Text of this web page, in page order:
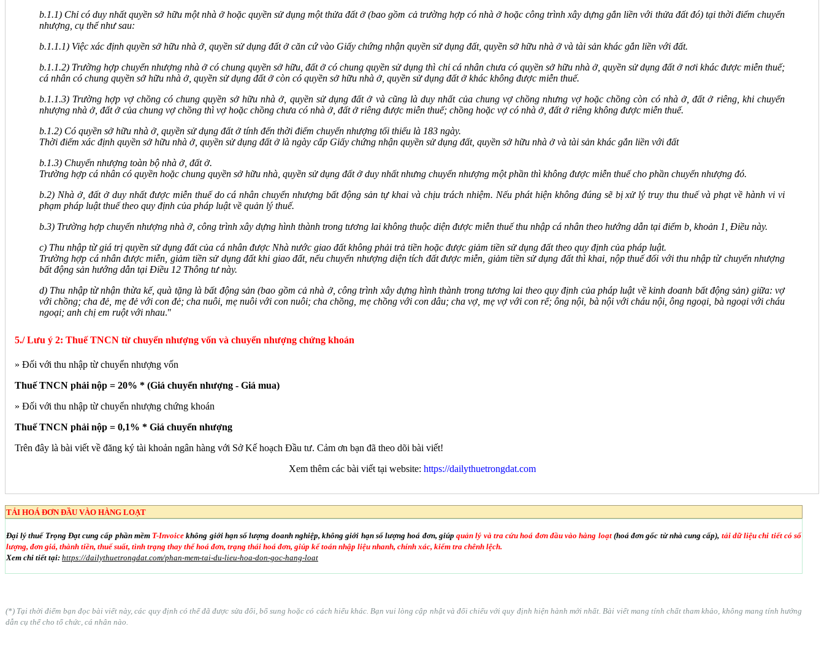
b.1.1) Chỉ có duy nhất quyền sở hữu một nhà ở hoặc quyền sử dụng một thửa đất ở (bao gồm cả trường hợp có nhà ở hoặc công trình xây dựng gắn liền với thửa đất đó) tại thời điểm chuyển
nhượng, cụ thể như sau:
b.1.1.1) Việc xác định quyền sở hữu nhà ở, quyền sử dụng đất ở căn cứ vào Giấy chứng nhận quyền sử dụng đất, quyền sở hữu nhà ở và tài sản khác gắn liền với đất.
b.1.1.2) Trường hợp chuyển nhượng nhà ở có chung quyền sở hữu, đất ở có chung quyền sử dụng thì chỉ cá nhân chưa có quyền sở hữu nhà ở, quyền sử dụng đất ở nơi khác được miễn thuế;
cá nhân có chung quyền sở hữu nhà ở, quyền sử dụng đất ở còn có quyền sở hữu nhà ở, quyền sử dụng đất ở khác không được miễn thuế.
b.1.1.3) Trường hợp vợ chồng có chung quyền sở hữu nhà ở, quyền sử dụng đất ở và cũng là duy nhất của chung vợ chồng nhưng vợ hoặc chồng còn có nhà ở, đất ở riêng, khi chuyển
nhượng nhà ở, đất ở của chung vợ chồng thì vợ hoặc chồng chưa có nhà ở, đất ở riêng được miễn thuế; chồng hoặc vợ có nhà ở, đất ở riêng không được miễn thuế.
b.1.2) Có quyền sở hữu nhà ở, quyền sử dụng đất ở tính đến thời điểm chuyển nhượng tối thiểu là 183 ngày.
Thời điểm xác định quyền sở hữu nhà ở, quyền sử dụng đất ở là ngày cấp Giấy chứng nhận quyền sử dụng đất, quyền sở hữu nhà ở và tài sản khác gắn liền với đất
b.1.3) Chuyển nhượng toàn bộ nhà ở, đất ở.
Trường hợp cá nhân có quyền hoặc chung quyền sở hữu nhà, quyền sử dụng đất ở duy nhất nhưng chuyển nhượng một phần thì không được miễn thuế cho phần chuyển nhượng đó.
b.2) Nhà ở, đất ở duy nhất được miễn thuế do cá nhân chuyển nhượng bất động sản tự khai và chịu trách nhiệm. Nếu phát hiện không đúng sẽ bị xử lý truy thu thuế và phạt về hành vi vi
phạm pháp luật thuế theo quy định của pháp luật về quản lý thuế.
b.3) Trường hợp chuyển nhượng nhà ở, công trình xây dựng hình thành trong tương lai không thuộc diện được miễn thuế thu nhập cá nhân theo hướng dẫn tại điểm b, khoản 1, Điều này.
c) Thu nhập từ giá trị quyền sử dụng đất của cá nhân được Nhà nước giao đất không phải trả tiền hoặc được giảm tiền sử dụng đất theo quy định của pháp luật.
Trường hợp cá nhân được miễn, giảm tiền sử dụng đất khi giao đất, nếu chuyển nhượng diện tích đất được miễn, giảm tiền sử dụng đất thì khai, nộp thuế đối với thu nhập từ chuyển nhượng
bất động sản hướng dẫn tại Điều 12 Thông tư này.
d) Thu nhập từ nhận thừa kế, quà tặng là bất động sản (bao gồm cả nhà ở, công trình xây dựng hình thành trong tương lai theo quy định của pháp luật về kinh doanh bất động sản) giữa: vợ
với chồng; cha đẻ, mẹ đẻ với con đẻ; cha nuôi, mẹ nuôi với con nuôi; cha chồng, mẹ chồng với con dâu; cha vợ, mẹ vợ với con rể; ông nội, bà nội với cháu nội, ông ngoại, bà ngoại với cháu
ngoại; anh chị em ruột với nhau."
5./ Lưu ý 2: Thuế TNCN từ chuyển nhượng vốn và chuyển nhượng chứng khoán
» Đối với thu nhập từ chuyển nhượng vốn
Thuế TNCN phải nộp = 20% * (Giá chuyển nhượng - Giá mua)
» Đối với thu nhập từ chuyển nhượng chứng khoán
Thuế TNCN phải nộp = 0,1% * Giá chuyển nhượng
Trên đây là bài viết về đăng ký tài khoản ngân hàng với Sở Kế hoạch Đầu tư. Cảm ơn bạn đã theo dõi bài viết!
Xem thêm các bài viết tại website: https://dailythuetrongdat.com
TẢI HOÁ ĐƠN ĐẦU VÀO HÀNG LOẠT
Đại lý thuế Trọng Đạt cung cấp phần mềm T-Invoice không giới hạn số lượng doanh nghiệp, không giới hạn số lượng hoá đơn, giúpquản lý và tra cứu hoá đơn đầu vào hàng loạt(hoá đơn gốc từ nhà cung cấp), tải dữ liệu chi tiết có số
lượng, đơn giá, thành tiền, thuế suất, tình trạng thay thế hoá đơn, trạng thái hoá đơn, giúp kế toán nhập liệu nhanh, chính xác, kiểm tra chênh lệch.
Xem chi tiết tại: https://dailythuetrongdat.com/phan-mem-tai-du-lieu-hoa-don-goc-hang-loat
(*) Tại thời điểm bạn đọc bài viết này, các quy định có thể đã được sửa đổi, bổ sung hoặc có cách hiểu khác. Bạn vui lòng cập nhật và đối chiếu với quy định hiện hành mới nhất. Bài viết mang tính chất tham khảo, không mang tính hướng
dẫn cụ thể cho tổ chức, cá nhân nào.